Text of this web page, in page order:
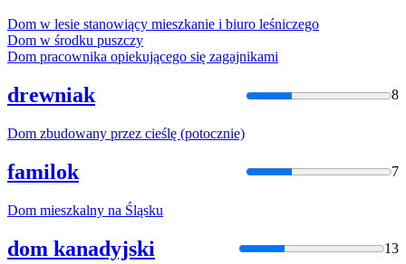
Dom w lesie stanowiący mieszkanie i biuro leśniczego
Dom w środku puszczy
Dom pracownika opiekującego się zagajnikami
drewniak 8
Dom zbudowany przez cieślę (potocznie)
familok 7
Dom mieszkalny na Śląsku
dom kanadyjski 13